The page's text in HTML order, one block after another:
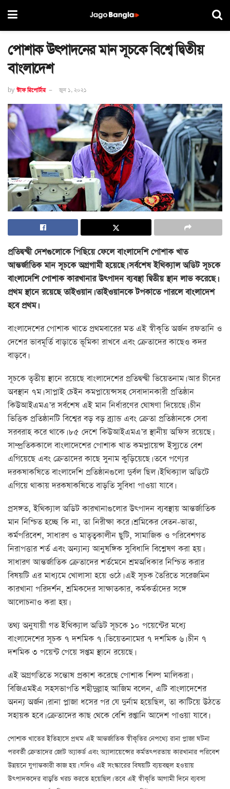
পোশাক উৎপাদনের মান সূচকে বিশ্বে দ্বিতীয়
বাংলাদেশ
by স্টাফ রিপোর্টার জুন ১, ২০২১
প্রতিদ্বন্দ্বী দেশগুলোকে পিছিয়ে ফেলে বাংলাদেশি পোশাক খাত
আন্তর্জাতিক মান সূচকে অগ্রগামী হয়েছে। সর্বশেষ ইথিক্যাল অডিট সূচকে
বাংলাদেশি পোশাক কারখানার উৎপাদন ব্যবস্থা দ্বিতীয় স্থান লাভ করেছে।
প্রথম স্থানে রয়েছে তাইওয়ান। তাইওয়ানকে টপকাতে পারলে বাংলাদেশ
হবে প্রথম।
বাংলাদেশের পোশাক খাতে প্রথমবারের মত এই স্বীকৃতি অর্জন রফতানি ও
দেশের ভাবমূর্তি বাড়াতে ভূমিকা রাখবে এবং ক্রেতাদের কাছেও কদর
বাড়বে।
সূচকে তৃতীয় স্থানে রয়েছে বাংলাদেশের প্রতিদ্বন্দ্বী ভিয়েতনাম। আর চীনের
অবস্থান ৭ম। সাপ্লাই চেইন কমপ্লায়েন্সসহ সেবাদানকারী প্রতিষ্ঠান
কিউআইএমএ’র সর্বশেষ এই মান নির্ধারণের ঘোষণা দিয়েছে। চীন
ভিত্তিক প্রতিষ্ঠানটি বিশ্বের বড় বড় ব্র্যান্ড এবং ক্রেতা প্রতিষ্ঠানকে সেবা
সরবরাহ করে থাকে। ৮৫ দেশে কিউআইএমএ’র স্থানীয় অফিস রয়েছে।
সাম্প্রতিককালে বাংলাদেশের পোশাক খাত কমপ্লায়েন্স ইস্যুতে বেশ
এগিয়েছে এবং ক্রেতাদের কাছে সুনাম কুড়িয়েছে। তবে পণ্যের
দরকষাকষিতে বাংলাদেশি প্রতিষ্ঠানগুলো দুর্বল ছিল। ইথিক্যাল অডিটে
এগিয়ে থাকায় দরকষাকষিতে বাড়তি সুবিধা পাওয়া যাবে।
প্রসঙ্গত, ইথিক্যাল অডিট কারখানাগুলোর উৎপাদন ব্যবস্থায় আন্তর্জাতিক
মান নিশ্চিত হচ্ছে কি না, তা নিরীক্ষা করে। শ্রমিকের বেতন-ভাতা,
কর্মপরিবেশ, সাধারণ ও মাতৃত্বকালীন ছুটি, সামাজিক ও পরিবেশগত
নিরাপত্তার শর্ত এবং অন্যান্য আনুষঙ্গিক সুবিধাদি বিশ্লেষণ করা হয়।
সাধারণ আন্তর্জাতিক ক্রেতাদের শর্তমেনে শ্রমঅধিকার নিশ্চিত করার
বিষয়টি এর মাধ্যমে খোলাসা হয়ে ওঠে। এই সূচক তৈরিতে সরেজমিন
কারখানা পরিদর্শন, শ্রমিকদের সাক্ষাতকার, কর্মকর্তাদের সঙ্গে
আলোচনাও করা হয়।
তথ্য অনুযায়ী গত ইথিক্যাল অডিট সূচকে ১০ পয়েন্টের মধ্যে
বাংলাদেশের সূচক ৭ দশমিক ৭। ভিয়েতনামের ৭ দশমিক ৬। চীন ৭
দশমিক ৩ পয়েন্ট পেয়ে সপ্তম স্থানে রয়েছে।
এই অগ্রগতিতে সন্তোষ প্রকাশ করেছে পোশাক শিল্প মালিকরা।
বিজিএমইএ সহসভাপতি শহীদুল্লাহ আজিম বলেন, এটি বাংলাদেশের
অনন্য অর্জন। রানা প্লাজা ধসের পর যে দুর্নাম হয়েছিল, তা কাটিয়ে উঠতে
সহায়ক হবে। ক্রেতাদের কাছ থেকে বেশি রপ্তানি আদেশ পাওয়া যাবে।
পোশাক খাতের ইতিহাসে প্রথম এই আন্তর্জাতিক স্বীকৃতির নেপথ্যে রানা প্লাজা ঘটনা
পরবর্তী ক্রেতাদের জোট অ্যাকর্ড এবং অ্যালায়েন্সের কর্মতৎপরতায় কারখানার পরিবেশ
উন্নয়নে যুগান্তকারী কাজ হয়। যদিও এই সংস্কারের বিষয়টি ব্যয়বহুল হওয়ায়
উৎপাদকদের বাড়তি খরচ করতে হয়েছিল। তবে এই স্বীকৃতি আগামী দিনে ব্যবসা